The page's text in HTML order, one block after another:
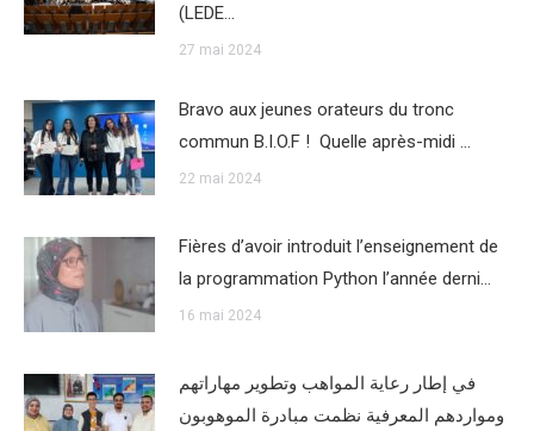
(LEDE…
27 mai 2024
Bravo aux jeunes orateurs du tronc
commun B.I.O.F ! ️ Quelle après-midi …
22 mai 2024
Fières d’avoir introduit l’enseignement de
la programmation Python l’année derni…
16 mai 2024
في إطار رعاية المواهب وتطوير مهاراتهم
ومواردهم المعرفية نظمت مبادرة الموهوبون